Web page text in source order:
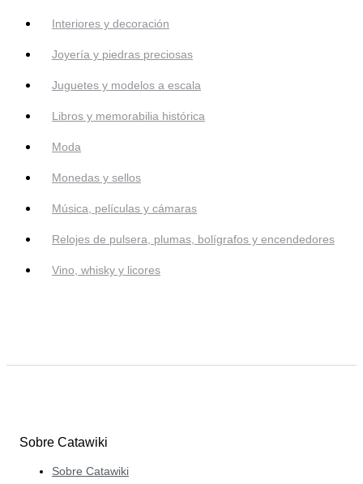
Interiores y decoración
Joyería y piedras preciosas
Juguetes y modelos a escala
Libros y memorabilia histórica
Moda
Monedas y sellos
Música, películas y cámaras
Relojes de pulsera, plumas, bolígrafos y encendedores
Vino, whisky y licores
Sobre Catawiki
Sobre Catawiki